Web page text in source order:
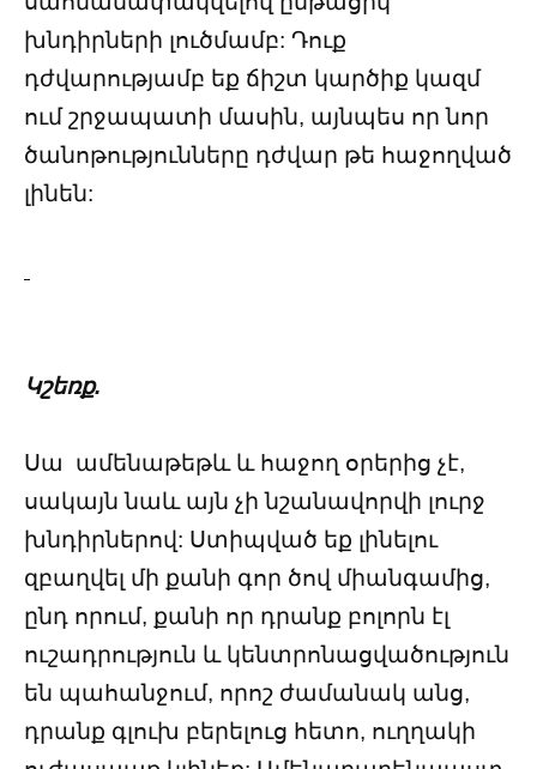
խնդիրների լուծմամբ: Դուք
դժվարությամբ եք ճիշտ կարծիք կազմ
ում շրջապատի մասին, այնպես որ նոր
ծանոթությունները դժվար թե հաջողված
լինեն:
Կշեռք.
Սա ամենաթեթև և հաջող օրերից չէ,
սակայն նաև այն չի նշանավորվի լուրջ
խնդիրներով: Ստիպված եք լինելու
զբաղվել մի քանի գոր ծով միանգամից,
ընդ որում, քանի որ դրանք բոլորն էլ
ուշադրություն և կենտրոնացվածություն
են պահանջում, որոշ ժամանակ անց,
դրանք գլուխ բերելուց հետո, ուղղակի